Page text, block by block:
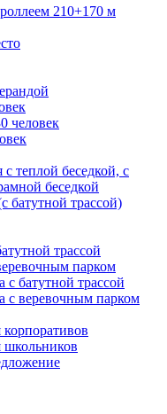
210+170 м
человек
теплой беседкой, с
беседкой
батутной трассой)
трассой
парком
с батутной трассой
с веревочным парком
школьников